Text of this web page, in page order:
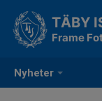
Nyheter
TÄBY
Frame